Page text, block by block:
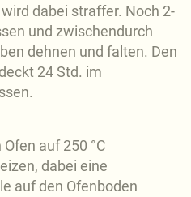
dabei straffer. Noch 2-
und zwischendurch
dehnen und falten. Den
24 Std. im
auf 250 °C
dabei eine
auf den Ofenboden